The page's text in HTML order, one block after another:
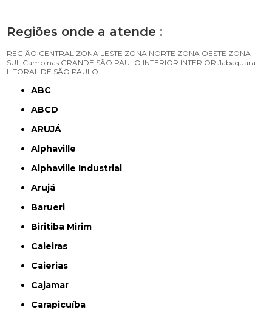
Regiões onde a atende :
REGIÃO CENTRAL ZONA LESTE ZONA NORTE ZONA OESTE ZONA
SUL Campinas GRANDE SÃO PAULO INTERIOR INTERIOR Jabaquara
LITORAL DE SÃO PAULO
ABC
ABCD
ARUJÁ
Alphaville
Alphaville Industrial
Arujá
Barueri
Biritiba Mirim
Caieiras
Caierias
Cajamar
Carapicuíba